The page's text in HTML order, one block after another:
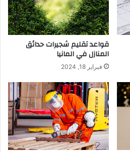
قواعد تقليم شجيرات حدائق
المنازل في المانيا
فبراير 18, 2024